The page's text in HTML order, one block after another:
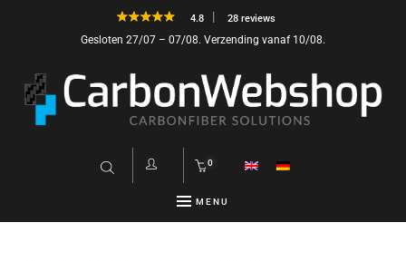
4.8 28 reviews
Gesloten 27/07 – 07/08. Verzending vanaf 10/08.
0
MENU